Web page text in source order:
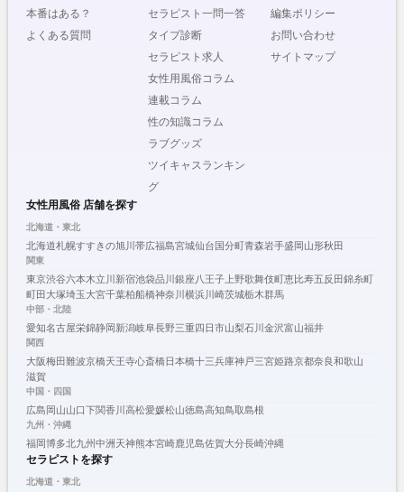
本番はある？
よくある質問
セラピスト一問一答
タイプ診断
セラピスト求人
女性用風俗コラム
連載コラム
性の知識コラム
ラブグッズ
ツイキャスランキン
グ
編集ポリシー
お問い合わせ
サイトマップ
女性用風俗 店舗を探す
北海道・東北
北海道札幌すすきの旭川 帯広福島宮城仙台 国分町青森岩手盛岡山形秋田
関東
東京渋谷六本木立川 新宿池袋品川 銀座八王子上野歌舞伎町恵比寿五反田錦糸町
町田大塚埼玉大宮千葉柏船橋神奈川 横浜川崎茨城栃木群馬
中部・北陸
愛知名古屋栄錦静岡新潟岐阜長野三重四日市山梨石川 金沢富山福井
関西
大阪梅田難波京橋天王寺心斎橋日本橋十三兵庫神戸三宮姫路京都奈良和歌山
滋賀
中国・四国
広島 岡山山口下関香川 高松愛媛松山徳島高知鳥取島根
九州・沖縄
福岡博多北九州中洲 天神熊本宮崎鹿児島佐賀大分長崎沖縄
セラピストを探す
北海道・東北